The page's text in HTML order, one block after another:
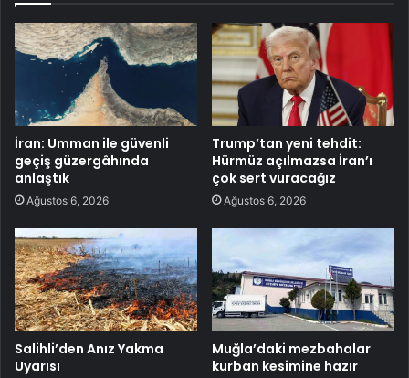
İran: Umman ile güvenli
geçiş güzergâhında
anlaştık
Ağustos 6, 2026
Trump’tan yeni tehdit:
Hürmüz açılmazsa İran’ı
çok sert vuracağız
Ağustos 6, 2026
Salihli’den Anız Yakma
Uyarısı
Muğla’daki mezbahalar
kurban kesimine hazır